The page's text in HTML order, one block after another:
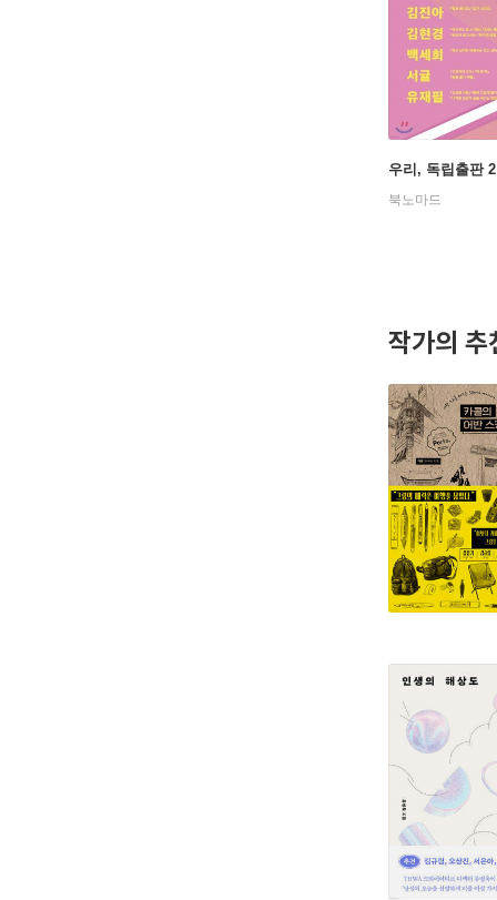
우리, 독립출판 2
북노마드
작가의 추